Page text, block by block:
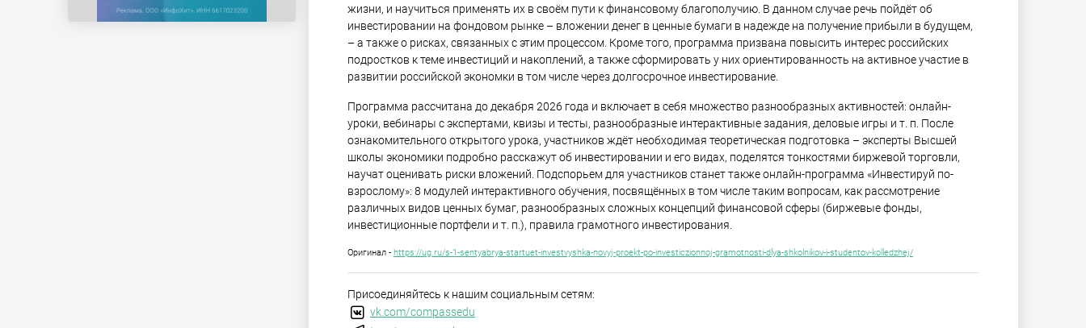
жизни, и научиться применять их в своём пути к финансовому благополучию. В данном случае речь пойдёт об
инвестировании на фондовом рынке – вложении денег в ценные бумаги в надежде на получение прибыли в будущем,
– а также о рисках, связанных с этим процессом. Кроме того, программа призвана повысить интерес российских
подростков к теме инвестиций и накоплений, а также сформировать у них ориентированность на активное участие в
развитии российской экономки в том числе через долгосрочное инвестирование.
Программа рассчитана до декабря 2026 года и включает в себя множество разнообразных активностей: онлайн-
уроки, вебинары с экспертами, квизы и тесты, разнообразные интерактивные задания, деловые игры и т. п. После
ознакомительного открытого урока, участников ждёт необходимая теоретическая подготовка – эксперты Высшей
школы экономики подробно расскажут об инвестировании и его видах, поделятся тонкостями биржевой торговли,
научат оценивать риски вложений. Подспорьем для участников станет также онлайн-программа «Инвестируй по-
взрослому»: 8 модулей интерактивного обучения, посвящённых в том числе таким вопросам, как рассмотрение
различных видов ценных бумаг, разнообразных сложных концепций финансовой сферы (биржевые фонды,
инвестиционные портфели и т. п.), правила грамотного инвестирования.
Оригинал - https://ug.ru/s-1-sentyabrya-startuet-investvyshka-novyj-proekt-po-investiczionnoj-gramotnosti-dlya-shkolnikov-i-studentov-kolledzhej/
Присоединяйтесь к нашим социальным сетям:
vk.com/compassedu